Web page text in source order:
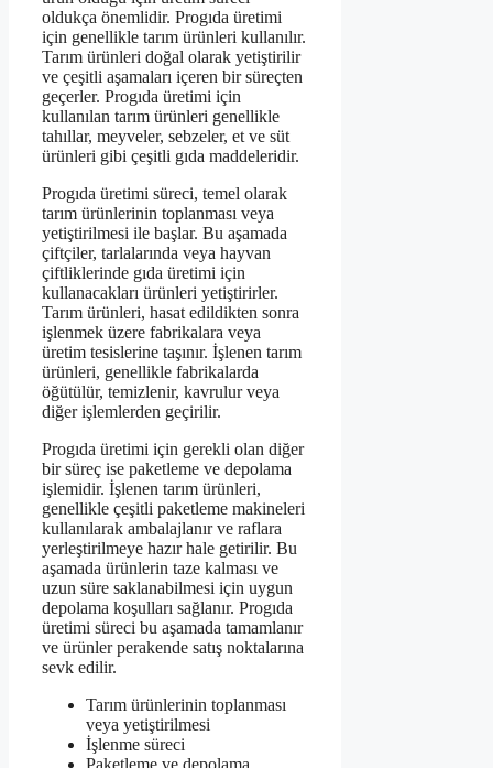
oldukça önemlidir. Progıda üretimi
için genellikle tarım ürünleri kullanılır.
Tarım ürünleri doğal olarak yetiştirilir
ve çeşitli aşamaları içeren bir süreçten
geçerler. Progıda üretimi için
kullanılan tarım ürünleri genellikle
tahıllar, meyveler, sebzeler, et ve süt
ürünleri gibi çeşitli gıda maddeleridir.
Progıda üretimi süreci, temel olarak
tarım ürünlerinin toplanması veya
yetiştirilmesi ile başlar. Bu aşamada
çiftçiler, tarlalarında veya hayvan
çiftliklerinde gıda üretimi için
kullanacakları ürünleri yetiştirirler.
Tarım ürünleri, hasat edildikten sonra
işlenmek üzere fabrikalara veya
üretim tesislerine taşınır. İşlenen tarım
ürünleri, genellikle fabrikalarda
öğütülür, temizlenir, kavrulur veya
diğer işlemlerden geçirilir.
Progıda üretimi için gerekli olan diğer
bir süreç ise paketleme ve depolama
işlemidir. İşlenen tarım ürünleri,
genellikle çeşitli paketleme makineleri
kullanılarak ambalajlanır ve raflara
yerleştirilmeye hazır hale getirilir. Bu
aşamada ürünlerin taze kalması ve
uzun süre saklanabilmesi için uygun
depolama koşulları sağlanır. Progıda
üretimi süreci bu aşamada tamamlanır
ve ürünler perakende satış noktalarına
sevk edilir.
Tarım ürünlerinin toplanması
veya yetiştirilmesi
İşlenme süreci
Paketleme ve depolama